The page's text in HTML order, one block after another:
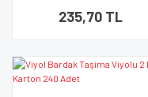
235,70 TL